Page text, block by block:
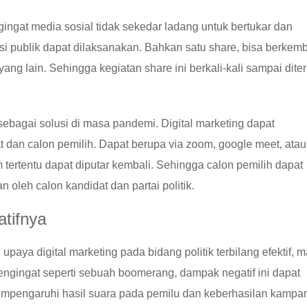
media sosial tidak sekedar ladang untuk bertukar dan
publik dapat dilaksanakan. Bahkan satu share, bisa
lain. Sehingga kegiatan share ini berkali-kali sampai
solusi di masa pandemi. Digital marketing dapat
calon pemilih. Dapat berupa via zoom, google meet,
dapat diputar kembali. Sehingga calon pemilih dapat
oleh calon kandidat dan partai politik.
digital marketing pada bidang politik terbilang efektif,
seperti sebuah boomerang, dampak negatif ini dapat
hasil suara pada pemilu dan keberhasilan